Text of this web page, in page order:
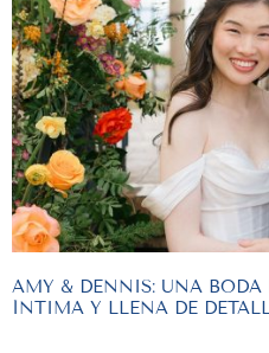
AMY & DENNIS: UNA BODA
ÍNTIMA Y LLENA DE